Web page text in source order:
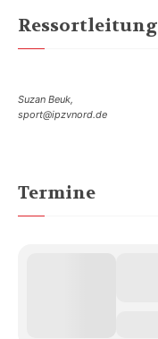
Ressortleitung
Suzan Beuk,
sport@ipzvnord.de
Termine